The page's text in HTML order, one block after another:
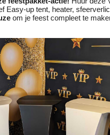
Easy-up tent, heater,
om je feest compleet te